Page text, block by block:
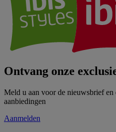
Ontvang onze
Meld u aan voor de nieuwsbrief en
aanbiedingen
Aanmelden